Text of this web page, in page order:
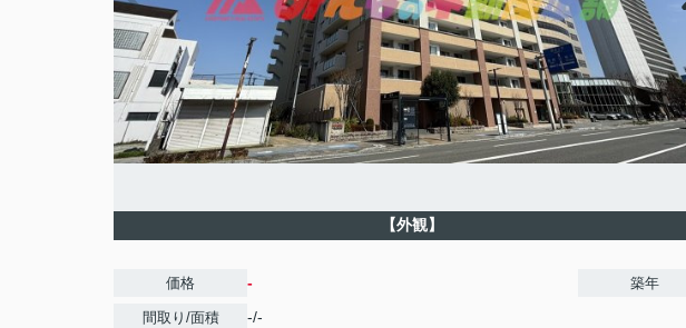
【外観】
価格 -
間取り/面積 -/-
築年